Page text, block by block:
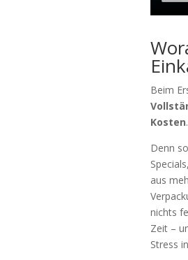
Beim
Kosten
Denn
aus
nichts
Zeit –
Stress